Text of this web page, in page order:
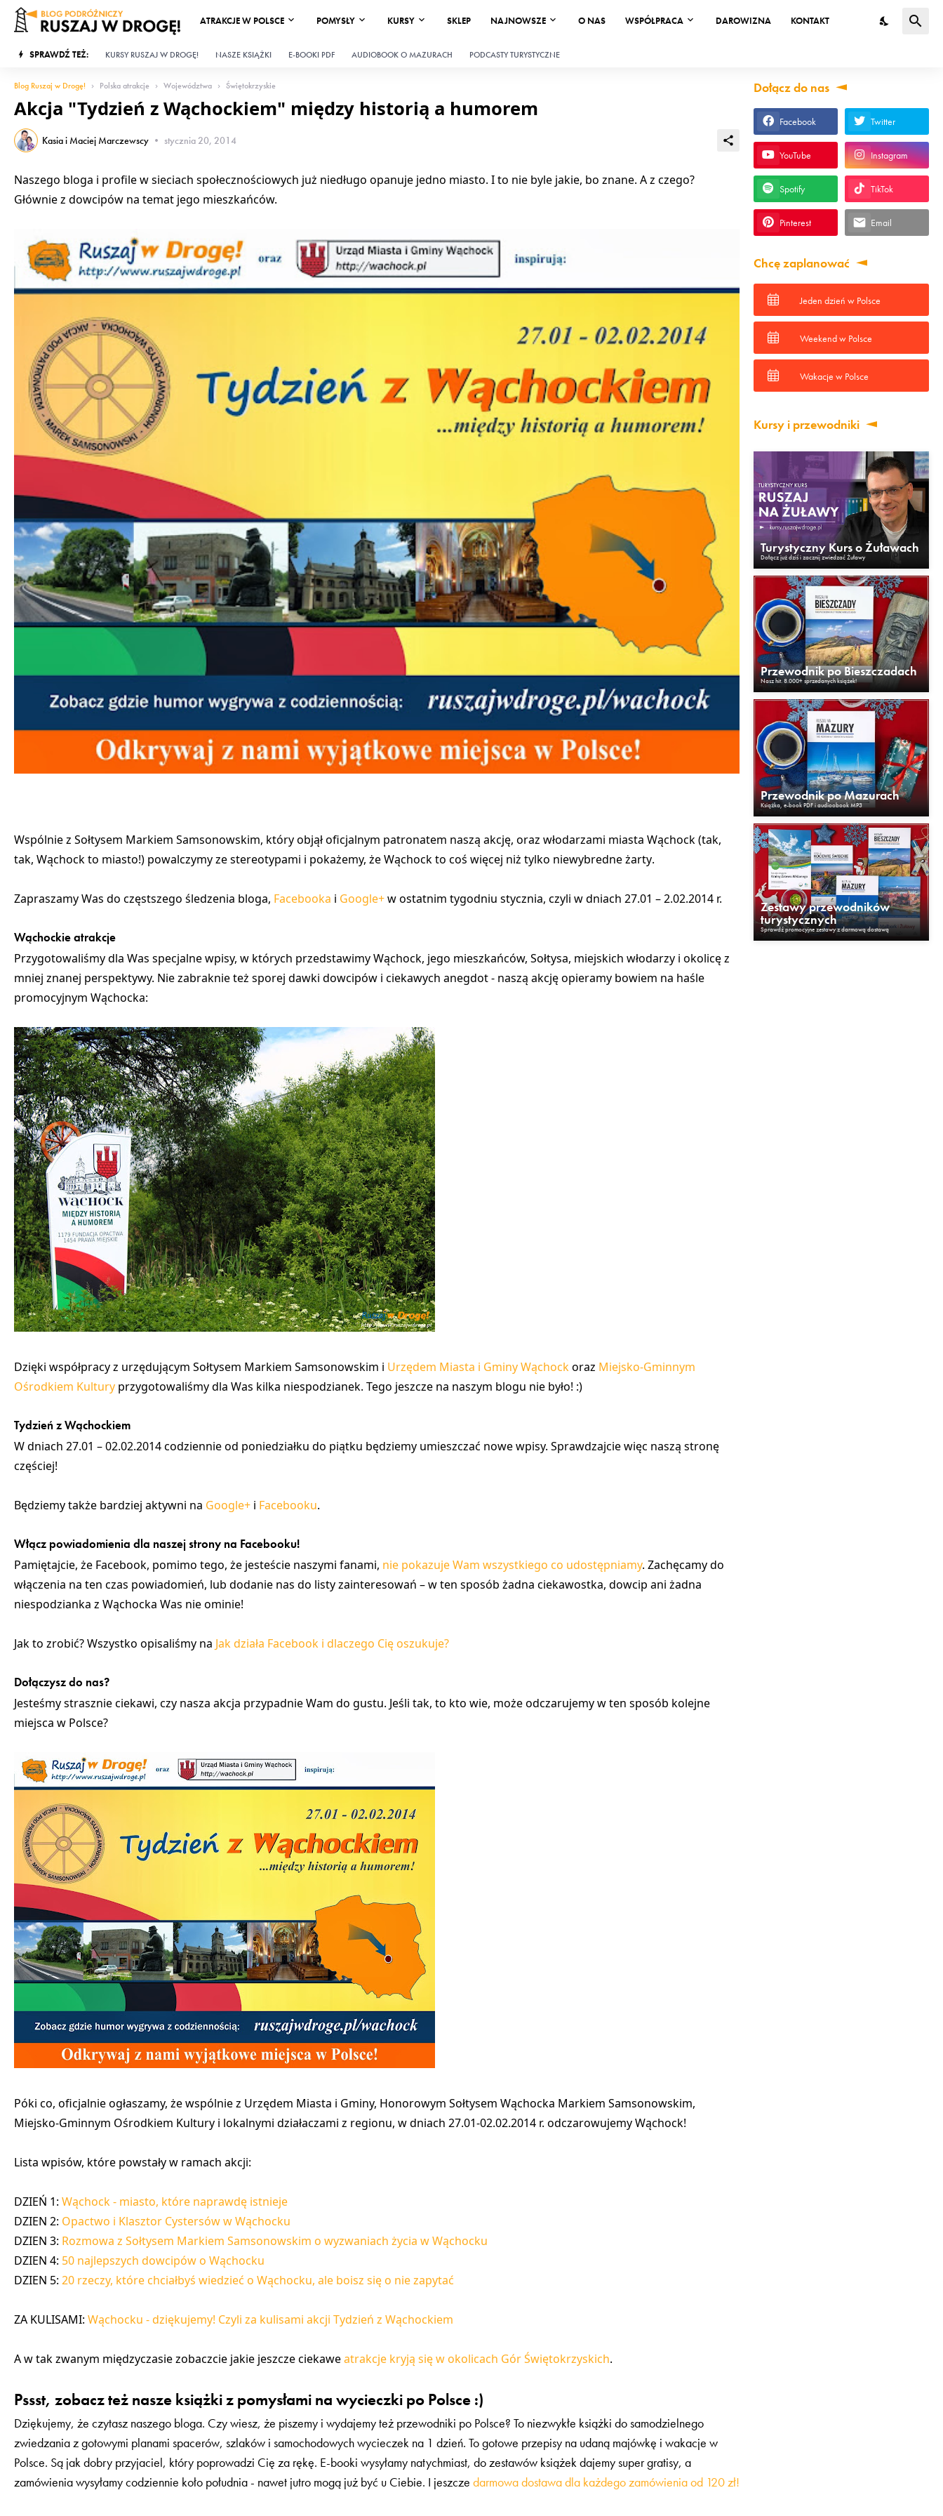
ATRAKCJE W POLSCE POMYSŁY KURSY SKLEP NAJNOWSZE O NAS WSPÓŁPRACA DAROWIZNA KONTAKT
SPRAWDŹ TEŻ: KURSY RUSZAJ W DROGĘ! NASZE KSIĄŻKI E-BOOKI PDF AUDIOBOOK O MAZURACH PODCASTY TURYSTYCZNE
Blog Ruszaj w Drogę! Polska atrakcje Województwa Świętokrzyskie
Akcja "Tydzień z Wąchockiem" między historią a humorem
Kasia i Maciej Marczewscy • stycznia 20, 2014
Naszego bloga i profile w sieciach społecznościowych już niedługo opanuje jedno miasto. I to nie byle jakie, bo znane. A z czego?
Głównie z dowcipów na temat jego mieszkańców.
Wspólnie z Sołtysem Markiem Samsonowskim, któryobjął oficjalnym patronatem naszą akcję, oraz włodarzami miasta Wąchock (tak,
tak, Wąchock to miasto!) powalczymy ze stereotypami i pokażemy, żeWąchock to coś więcej niż tylko niewybredne żarty.
Zapraszamy Was do częstszego śledzenia bloga, Facebooka i Google+w ostatnim tygodniu stycznia, czyli w dniach 27.01 – 2.02.2014 r.
Wąchockie atrakcje
Przygotowaliśmy dla Was specjalne wpisy, w których przedstawimy Wąchock, jego mieszkańców, Sołtysa, miejskich włodarzy i okolicę z
mniej znanej perspektywy. Nie zabraknie też sporej dawki dowcipów i ciekawych anegdot - naszą akcję opieramy bowiem na haśle
promocyjnym Wąchocka:
Dzięki współpracy z urzędującym Sołtysem Markiem Samsonowskim i Urzędem Miasta i Gminy Wąchockoraz Miejsko-Gminnym
Ośrodkiem Kultury przygotowaliśmy dla Was kilka niespodzianek. Tego jeszcze na naszym blogu nie było! :)
Tydzień z Wąchockiem
W dniach 27.01 – 02.02.2014 codziennie od poniedziałku do piątku będziemy umieszczać nowe wpisy. Sprawdzajcie więc naszą stronę
częściej!
Będziemy także bardziej aktywni na Google+ i Facebooku.
Włącz powiadomienia dla naszej strony na Facebooku!
Pamiętajcie, że Facebook, pomimo tego, że jesteście naszymi fanami, nie pokazuje Wam wszystkiego co udostępniamy. Zachęcamy do
włączenia na ten czas powiadomień, lub dodanie nas do listy zainteresowań – w ten sposób żadna ciekawostka, dowcip ani żadna
niespodzianka z Wąchocka Was nie ominie!
Jak to zrobić? Wszystko opisaliśmy na Jak działa Facebook i dlaczego Cię oszukuje?
Dołączysz do nas?
Jesteśmy strasznie ciekawi, czy nasza akcja przypadnie Wam do gustu. Jeśli tak, to kto wie, może odczarujemy w ten sposób kolejne
miejsca w Polsce?
Póki co, oficjalnie ogłaszamy, że wspólnie z Urzędem Miasta i Gminy, Honorowym Sołtysem Wąchocka Markiem Samsonowskim,
Miejsko-Gminnym Ośrodkiem Kultury i lokalnymi działaczami z regionu, w dniach 27.01-02.02.2014 r. odczarowujemy Wąchock!
Lista wpisów, które powstały w ramach akcji:
DZIEŃ 1: Wąchock - miasto, które naprawdę istnieje
DZIEN 2: Opactwo i Klasztor Cystersów w Wąchocku
DZIEN 3: Rozmowa z Sołtysem Markiem Samsonowskim o wyzwaniach życia w Wąchocku
DZIEN 4: 50 najlepszych dowcipów o Wąchocku
DZIEN 5: 20 rzeczy, które chciałbyś wiedzieć o Wąchocku, ale boisz się o nie zapytać
ZA KULISAMI: Wąchocku - dziękujemy! Czyli za kulisami akcji Tydzień z Wąchockiem
A w tak zwanym międzyczasie zobaczcie jakie jeszcze ciekaweatrakcje kryją się w okolicach Gór Świętokrzyskich.
Pssst, zobacz też nasze książki z pomysłami na wycieczki po Polsce :)
Dziękujemy, że czytasz naszego bloga. Czy wiesz, że piszemy i wydajemy też przewodniki po Polsce? To niezwykłe książki do samodzielnego
zwiedzania z gotowymi planami spacerów, szlaków i samochodowych wycieczek na 1 dzień. To gotowe przepisy na udaną majówkę i wakacje w
Polsce. Są jak dobry przyjaciel, który poprowadzi Cię za rękę. E-booki wysyłamy natychmiast, do zestawów książek dajemy super gratisy, a
zamówienia wysyłamy codziennie koło południa - nawet jutro mogą już być u Ciebie. I jeszcze darmowa dostawa dla każdego zamówienia od 120 zł!
Dołącz do nas
Facebook Twitter
YouTube Instagram
Spotify TikTok
Pinterest Email
Chcę zaplanować
Jeden dzień w Polsce
Weekend w Polsce
Wakacje w Polsce
Kursy i przewodniki
Turystyczny Kurs o Żuławach
Dołącz już dziś i zacznij zwiedzać Żuławy
Przewodnik po Bieszczadach
Nasz hit. 8.000+ sprzedanych książek!
Przewodnik po Mazurach
Książka, e-book PDF i audioobook MP3
Zestawy przewodników
turystycznych
Sprawdź promocyjne zestawy z darmową dostawą